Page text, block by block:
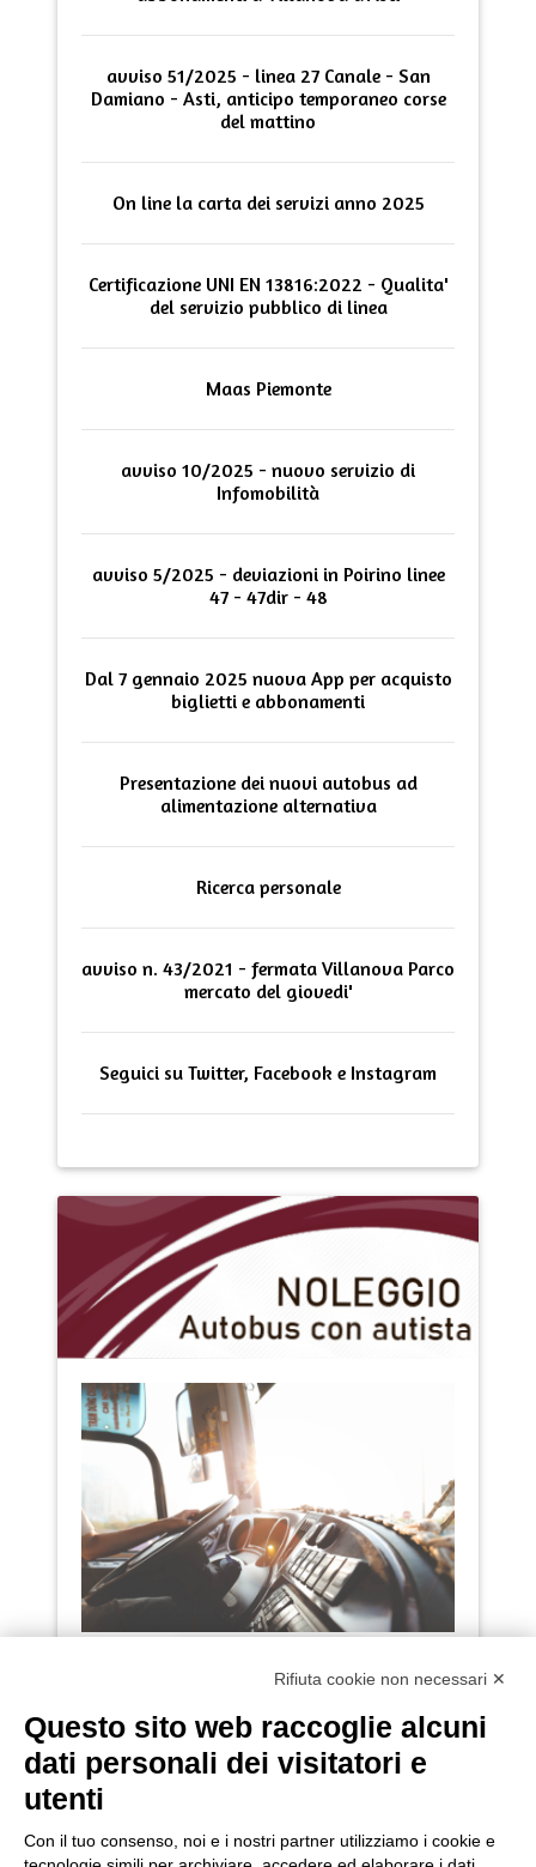
avviso 51/2025 - linea 27 Canale - San
Damiano - Asti, anticipo temporaneo corse
del mattino
On line la carta dei servizi anno 2025
Certificazione UNI EN 13816:2022 - Qualita'
del servizio pubblico di linea
Maas Piemonte
avviso 10/2025 - nuovo servizio di
Infomobilità
avviso 5/2025 - deviazioni in Poirino linee
47 - 47dir - 48
Dal 7 gennaio 2025 nuova App per acquisto
biglietti e abbonamenti
Presentazione dei nuovi autobus ad
alimentazione alternativa
Ricerca personale
avviso n. 43/2021 - fermata Villanova Parco
mercato del giovedi'
Seguici su Twitter, Facebook e Instagram
Rifiuta cookie non necessari ✕
Questo sito web raccoglie alcuni
dati personali dei visitatori e
utenti
Con il tuo consenso, noi e i nostri partner utilizziamo i cookie e